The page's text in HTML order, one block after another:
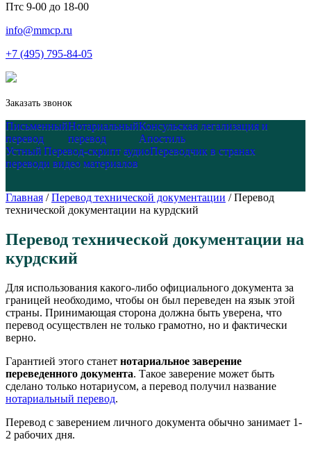
Птс 9-00 до 18-00
info@mmcp.ru
+7 (495) 795-84-05
Заказать звонок
Письменный
перевод
Нотариальный
перевод
Консульская легализация и
Апостиль
Устный
перевод
Перевод-скрипт аудио
и видео материалов
Переводчик в странах
Главная / Перевод технической документации / Перевод
технической документации на курдский
Перевод технической документации на
курдский
Для использования какого-либо официального документа за
границей необходимо, чтобы он был переведен на язык этой
страны. Принимающая сторона должна быть уверена, что
перевод осуществлен не только грамотно, но и фактически
верно.
Гарантией этого станет нотариальное заверение
переведенного документа. Такое заверение может быть
сделано только нотариусом, а перевод получил название
нотариальный перевод.
Перевод с заверением личного документа обычно занимает 1-
2 рабочих дня.